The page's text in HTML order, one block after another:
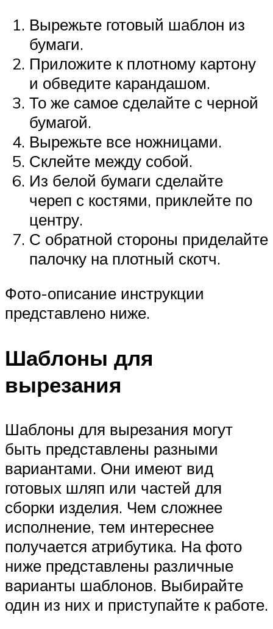
Вырежьте готовый шаблон из
бумаги.
Приложите к плотному картону
и обведите карандашом.
То же самое сделайте с черной
бумагой.
Вырежьте все ножницами.
Склейте между собой.
Из белой бумаги сделайте
череп с костями, приклейте по
центру.
С обратной стороны приделайте
палочку на плотный скотч.
Фото-описание инструкции
представлено ниже.
Шаблоны для
вырезания
Шаблоны для вырезания могут
быть представлены разными
вариантами. Они имеют вид
готовых шляп или частей для
сборки изделия. Чем сложнее
исполнение, тем интереснее
получается атрибутика. На фото
ниже представлены различные
варианты шаблонов. Выбирайте
один из них и приступайте к работе.